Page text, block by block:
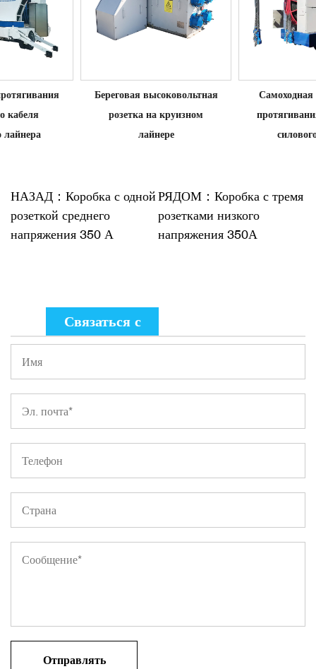
Береговая высоковольтная
розетка на круизном
Самоходная лебедка для
протягивания берегового
силового кабеля
НАЗАД：Коробка с одной
розеткой среднего
напряжения 350 А
РЯДОМ：Коробка с тремя
розетками низкого
напряжения 350А
Связаться с
нами